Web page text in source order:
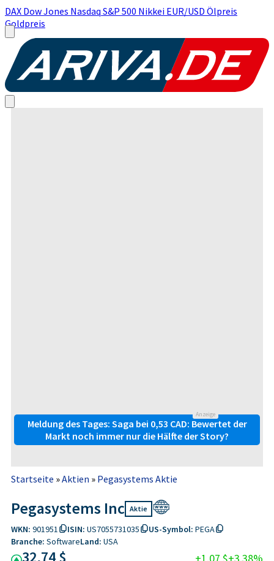
DAX Dow Jones Nasdaq S&P 500 Nikkei EUR/USD Ölpreis
Goldpreis
Anzeige
Meldung des Tages: Saga bei 0,53 CAD: Bewertet der
Markt noch immer nur die Hälfte der Story?
Startseite »Aktien » Pegasystems Aktie
Pegasystems Inc Aktie
WKN: 901951 ISIN: US7055731035 US-Symbol: PEGA
Branche: SoftwareLand: USA
32,74 $ +1,07 $+3,38%